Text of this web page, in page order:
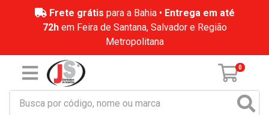
Frete grátis para a Bahia • Entrega em até
72hem Feira de Santana, Salvador e Região
Metropolitana
0